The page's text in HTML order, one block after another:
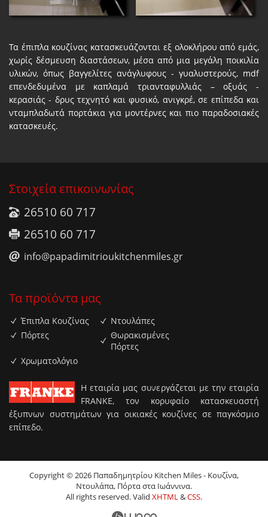
Τα έπιπλα κουζίνας κατασκευάζονται εξ ολοκλήρου από εμάς,
χωρίς δέσμευση διαστάσεων, μέσα από μια μεγάλη ποικιλία
υλικών, όπως βαγγελίτες ανάγλυφους - γυαλυστερούς, mdf
επενδεδυμένα με καπλαμά τριανταφυλλιάς – οξυάς -
κερασιάς - δρυς τεχνητό και φυσικό, ανιγκρέ, σε επίπεδα και
νταμπλαδωτά πορτάκια για μοντέρνες και πιο παραδοσιακές
κατασκευές.
Στοιχεία επικοινωνίας
26510 60 717
26510 60 717
info@papadimitrioukitchenmiles.gr
Τα προϊόντα μας
Έπιπλα Κουζίνας
Ντουλάπες
Πόρτες
Θωρακισμένες
Πόρτες
Χρωματολόγιο
H εταιρία μας συνεργάζεται με την εταιρία
FRANKE, τον κορυφαίο κατασκευαστή
έξυπνων συστημάτων για οικιακές κουζίνες σε παγκόσμιο
επίπεδο.
Copyright © 2026 Παπαδημητρίου Kitchen Miles - Κουζίνα,
Ντουλάπα, Πόρτα στα Ιωάννινα.
All rights reserved. Valid XHTML&CSS.